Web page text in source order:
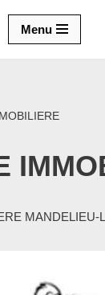
Menu
MANDELIEU-